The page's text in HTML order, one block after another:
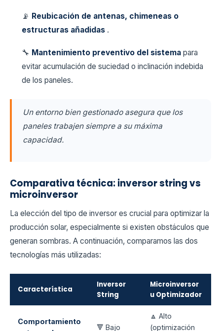
📡 Reubicación de antenas, chimeneas o
estructuras añadidas .
🔧 Mantenimiento preventivo del sistema para
evitar acumulación de suciedad o inclinación indebida
de los paneles.
Un entorno bien gestionado asegura que los
paneles trabajen siempre a su máxima
capacidad.
Comparativa técnica: inversor string vs
microinversor
La elección del tipo de inversor es crucial para optimizar la
producción solar, especialmente si existen obstáculos que
generan sombras. A continuación, comparamos las dos
tecnologías más utilizadas:
Característica
Inversor
String
Microinversor
u Optimizador
Comportamiento
🔻 Bajo
🔼 Alto
(optimización